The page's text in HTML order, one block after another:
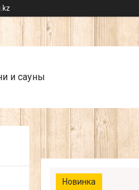
и сауны
Новинка